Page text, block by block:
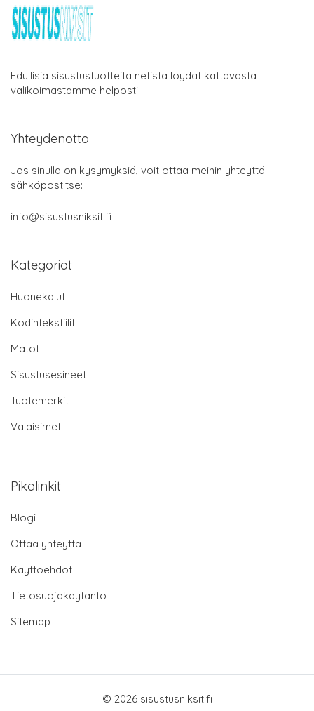
Edullisia sisustustuotteita netistä löydät kattavasta
valikoimastamme helposti.
Yhteydenotto
Jos sinulla on kysymyksiä, voit ottaa meihin yhteyttä
sähköpostitse:
info@sisustusniksit.fi
Kategoriat
Huonekalut
Kodintekstiilit
Matot
Sisustusesineet
Tuotemerkit
Valaisimet
Pikalinkit
Blogi
Ottaa yhteyttä
Käyttöehdot
Tietosuojakäytäntö
Sitemap
© 2026 sisustusniksit.fi